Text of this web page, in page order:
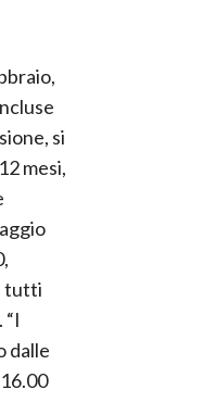
si
mesi,
tutti
dalle